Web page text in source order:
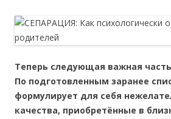
Теперь следующая важная
По подготовленным заранее
формулирует для себя
качества, приобретённые в